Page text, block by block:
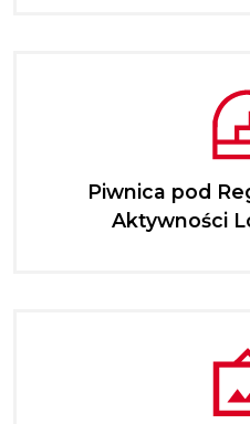
Piwnica pod
Aktywności